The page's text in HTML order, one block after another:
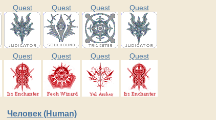
Quest Quest Quest Quest
Quest Quest Quest Quest
Человек (Human)